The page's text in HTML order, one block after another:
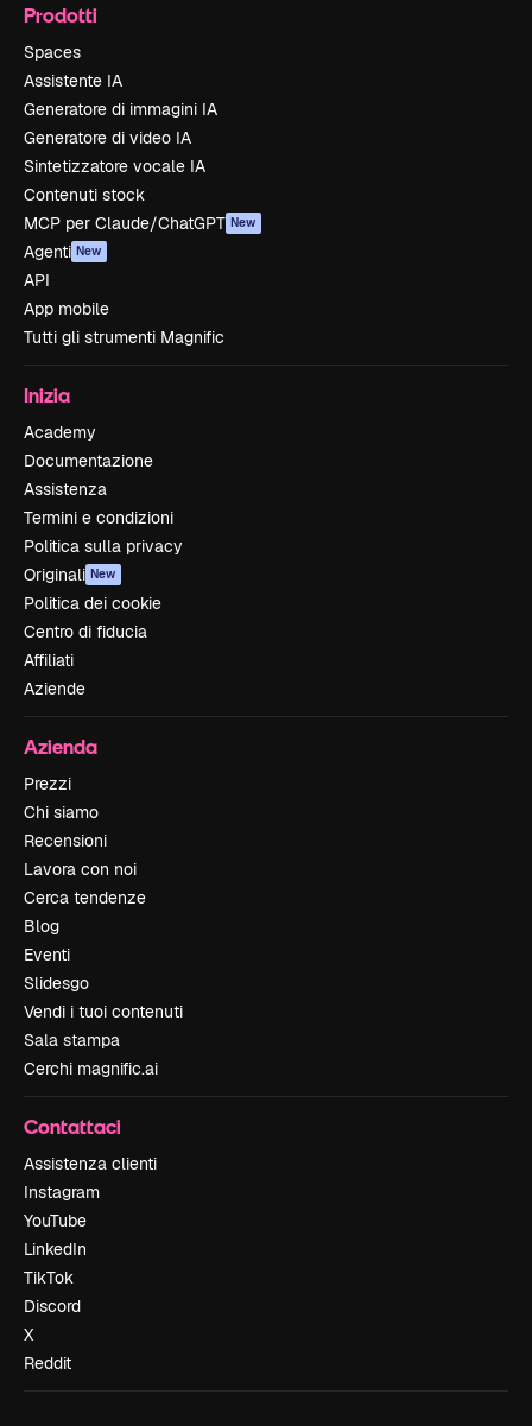
Prodotti
Spaces
Assistente IA
Generatore di immagini IA
Generatore di video IA
Sintetizzatore vocale IA
Contenuti stock
MCP per Claude/ChatGPT New
Agenti New
API
App mobile
Tutti gli strumenti Magnific
Inizia
Academy
Documentazione
Assistenza
Termini e condizioni
Politica sulla privacy
Originali New
Politica dei cookie
Centro di fiducia
Affiliati
Aziende
Azienda
Prezzi
Chi siamo
Recensioni
Lavora con noi
Cerca tendenze
Blog
Eventi
Slidesgo
Vendi i tuoi contenuti
Sala stampa
Cerchi magnific.ai
Contattaci
Assistenza clienti
Instagram
YouTube
LinkedIn
TikTok
Discord
X
Reddit